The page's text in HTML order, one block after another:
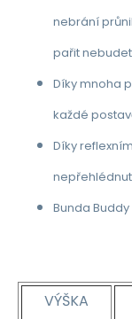
nebrání
pařit
Díky mnoha
každé
Díky
Bunda
VÝŠKA